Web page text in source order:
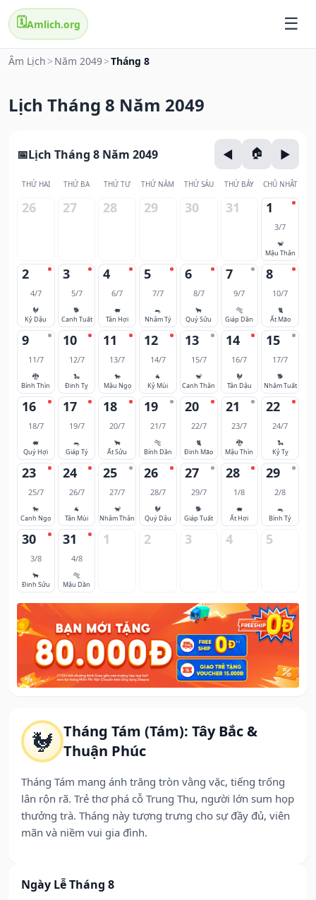
🗓️Amlich.org
Âm Lịch > Năm 2049>Tháng 8
Lịch Tháng 8 Năm 2049
🐓 Tháng Tám (Tám): Tây Bắc &
Thuận Phúc
Tháng Tám mang ánh trăng tròn vằng vặc, tiếng trống
lân rộn rã. Trẻ thơ phá cỗ Trung Thu, người lớn sum họp
thưởng trà. Tháng này tượng trưng cho sự đầy đủ, viên
mãn và niềm vui gia đình.
Ngày Lễ Tháng 8
Lịch Tháng 8 Năm 2049
THỨ HAI THỨ BA THỨ TƯ THỨ NĂM THỨ SÁU THỨ BẢY CHỦ NHẬT
26 27 28 29 30 31 1
3/7
🐒
Mậu Thân
2
4/7
🐓
Kỷ Dậu
3
5/7
🐕
Canh Tuất
4
6/7
🐖
Tân Hợi
5
7/7
🐀
Nhâm Tý
6
8/7
🐂
Quý Sửu
7
9/7
🐅
Giáp Dần
8
10/7
🐈
Ất Mão
9
11/7
🐉
Bính Thìn
10
12/7
🐍
Đinh Tỵ
11
13/7
🐎
Mậu Ngọ
12
14/7
🐐
Kỷ Mùi
13
15/7
🐒
Canh Thân
14
16/7
🐓
Tân Dậu
15
17/7
🐕
Nhâm Tuất
16
18/7
🐖
Quý Hợi
17
19/7
🐀
Giáp Tý
18
20/7
🐂
Ất Sửu
19
21/7
🐅
Bính Dần
20
22/7
🐈
Đinh Mão
21
23/7
🐉
Mậu Thìn
22
24/7
🐍
Kỷ Tỵ
23
25/7
🐎
Canh Ngọ
24
26/7
🐐
Tân Mùi
25
27/7
🐒
Nhâm Thân
26
28/7
🐓
Quý Dậu
27
29/7
🐕
Giáp Tuất
28
1/8
🐖
Ất Hợi
29
2/8
🐀
Bính Tý
30
3/8
🐂
Đinh Sửu
31
4/8
🐅
Mậu Dần
1 2 3 4 5